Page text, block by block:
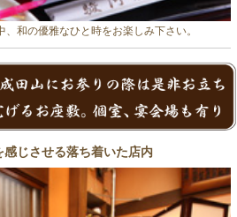
和の優雅なひと時をお楽しみ下さい。
じさせる落ち着いた店内